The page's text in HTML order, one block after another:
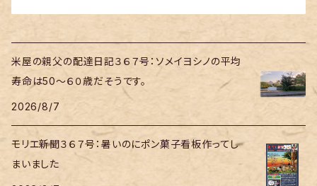
米屋の親父の配達日記３６７号：ソメイヨシノの平均
寿命は50～６０歳だそうです。
2026/8/7
モリエ新聞３６７号：暑いのにポン菓子看板作ってし
まいました